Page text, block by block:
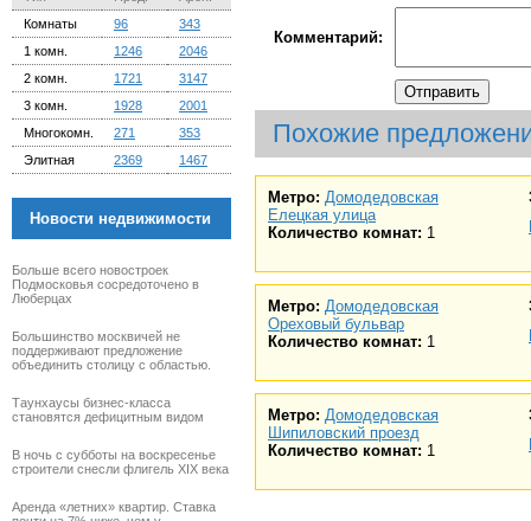
Комнаты
96
343
1 комн.
1246
2046
2 комн.
1721
3147
3 комн.
1928
2001
Многокомн.
271
353
Элитная
2369 1467
Новости недвижимости
Больше всего новостроек
Подмосковья сосредоточено в
Люберцах
Большинство москвичей не
поддерживают предложение
объединить столицу с областью.
Таунхаусы бизнес-класса
становятся дефицитным видом
В ночь с субботы на воскресенье
строители снесли флигель XIX века
Аренда «летних» квартир. Ставка
Комментарий:
Похожие
Метро: Домодедовская
Елецкая улица
Количество комнат: 1
Метро: Домодедовская
Ореховый бульвар
Количество комнат: 1
Метро: Домодедовская
Шипиловский проезд
Количество комнат: 1